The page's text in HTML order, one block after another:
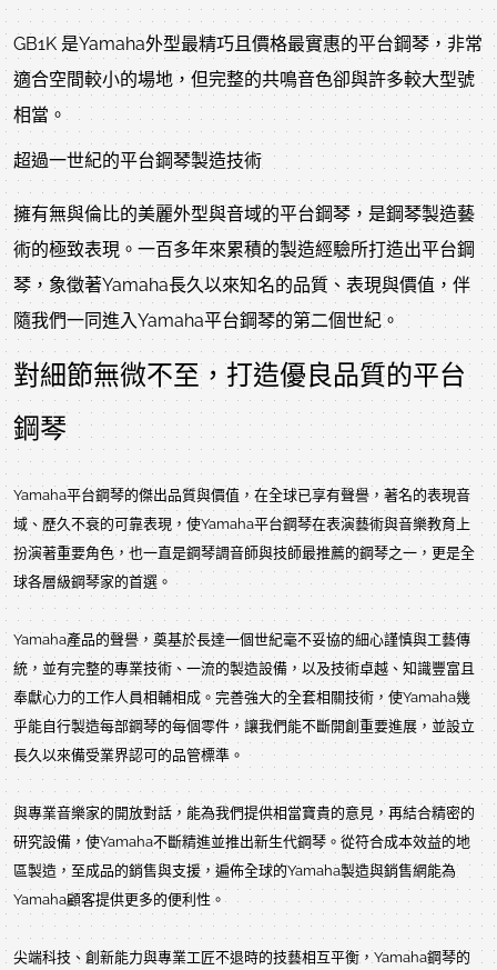
GB1K 是Yamaha外型最精巧且價格最實惠的平台鋼琴，非常
適合空間較小的場地，但完整的共鳴音色卻與許多較大型號
相當。
超過一世紀的平台鋼琴製造技術
擁有無與倫比的美麗外型與音域的平台鋼琴，是鋼琴製造藝
術的極致表現。一百多年來累積的製造經驗所打造出平台鋼
琴，象徵著Yamaha長久以來知名的品質、表現與價值，伴
隨我們一同進入Yamaha平台鋼琴的第二個世紀。
對細節無微不至，打造優良品質的平台
鋼琴
Yamaha平台鋼琴的傑出品質與價值，在全球已享有聲譽，著名的表現音
域、歷久不衰的可靠表現，使Yamaha平台鋼琴在表演藝術與音樂教育上
扮演著重要角色，也一直是鋼琴調音師與技師最推薦的鋼琴之一，更是全
球各層級鋼琴家的首選。
Yamaha產品的聲譽，奠基於長達一個世紀毫不妥協的細心謹慎與工藝傳
統，並有完整的專業技術、一流的製造設備，以及技術卓越、知識豐富且
奉獻心力的工作人員相輔相成。完善強大的全套相關技術，使Yamaha幾
乎能自行製造每部鋼琴的每個零件，讓我們能不斷開創重要進展，並設立
長久以來備受業界認可的品管標準。
與專業音樂家的開放對話，能為我們提供相當寶貴的意見，再結合精密的
研究設備，使Yamaha不斷精進並推出新生代鋼琴。從符合成本效益的地
區製造，至成品的銷售與支援，遍佈全球的Yamaha製造與銷售網能為
Yamaha顧客提供更多的便利性。
尖端科技、創新能力與專業工匠不退時的技藝相互平衡，Yamaha鋼琴的